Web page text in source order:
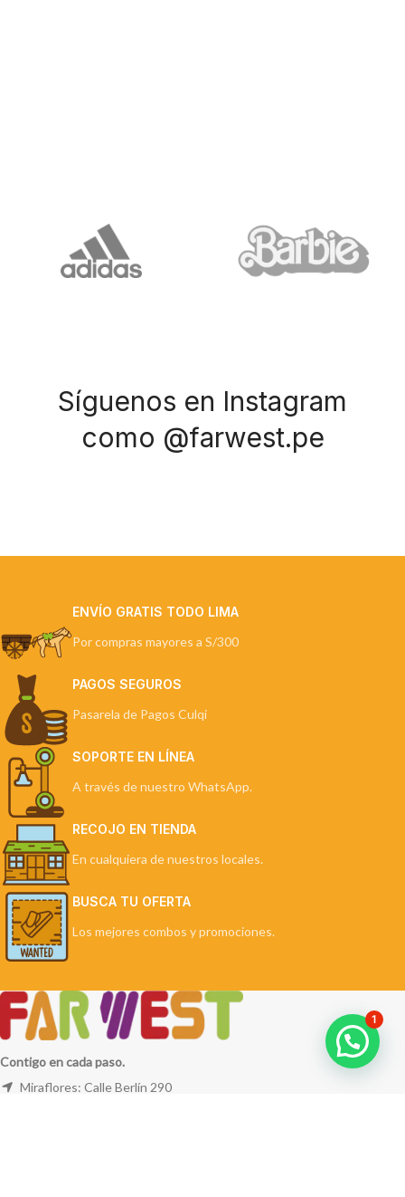
Síguenos en Instagram
como @farwest.pe
ENVÍO GRATIS TODO LIMA
Por compras mayores a S/300
PAGOS SEGUROS
Pasarela de Pagos Culqi
SOPORTE EN LÍNEA
A través de nuestro WhatsApp.
RECOJO EN TIENDA
En cualquiera de nuestros locales.
BUSCA TU OFERTA
Los mejores combos y promociones.
Contigo en cada paso.
Miraflores: Calle Berlín 290
1